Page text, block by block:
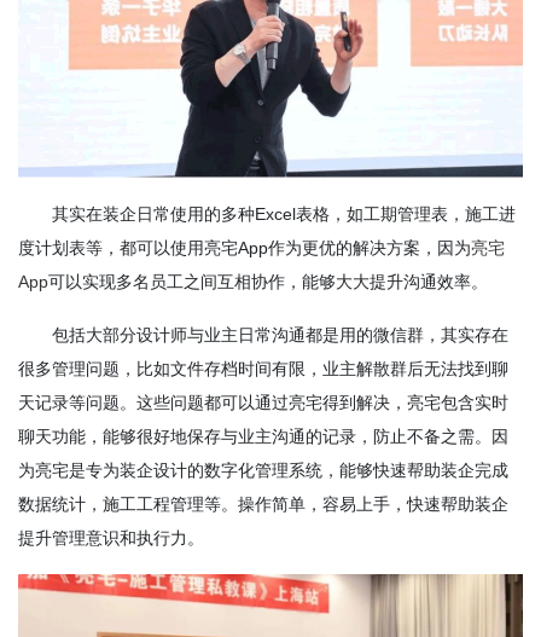
其实在装企日常使用的多种Excel表格，如工期管理表，施工进
度计划表等，都可以使用亮宅App作为更优的解决方案，因为亮宅
App可以实现多名员工之间互相协作，能够大大提升沟通效率。
包括大部分设计师与业主日常沟通都是用的微信群，其实存在
很多管理问题，比如文件存档时间有限，业主解散群后无法找到聊
天记录等问题。这些问题都可以通过亮宅得到解决，亮宅包含实时
聊天功能，能够很好地保存与业主沟通的记录，防止不备之需。因
为亮宅是专为装企设计的数字化管理系统，能够快速帮助装企完成
数据统计，施工工程管理等。操作简单，容易上手，快速帮助装企
提升管理意识和执行力。